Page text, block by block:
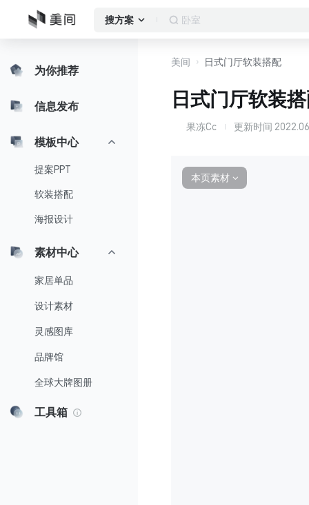
搜方案 橱窗
为你推荐
信息发布
模板中心
提案PPT
软装搭配
海报设计
素材中心
家居单品
设计素材
灵感图库
品牌馆
全球大牌图册
工具箱
美间 日式门厅软装搭配
日式门厅软装
果冻Cc 更新时间
本页素材 ∨